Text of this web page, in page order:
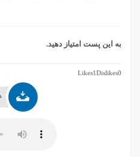
به این پست امتیاز دهید.
Likes1Dislikes0